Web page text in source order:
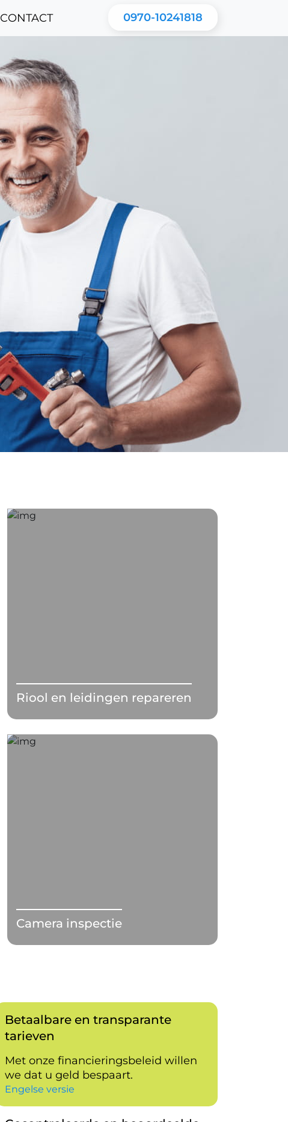
CONTACT 0970-10241818
Riool en leidingen repareren
Camera inspectie
Betaalbare en transparante
tarieven
Met onze financieringsbeleid willen
we dat u geld bespaart.
Engelse versie